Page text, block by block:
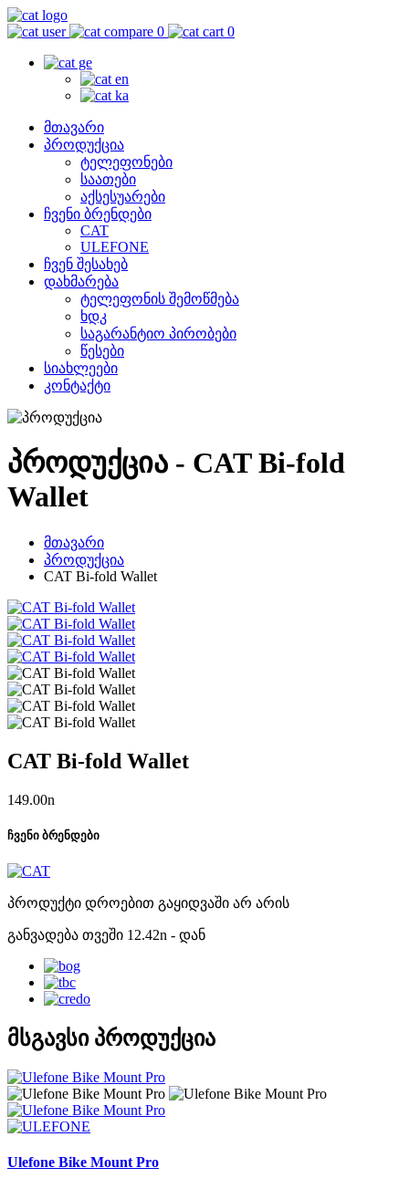
0 0
მთავარი
პროდუქცია
ტელეფონები
საათები
აქსესუარები
ჩვენი ბრენდები
CAT
ULEFONE
ჩვენ შესახებ
დახმარება
ტელეფონის შემოწმება
ხდკ
საგარანტიო პირობები
წესები
სიახლეები
კონტაქტი
პროდუქცია - CAT Bi-fold
Wallet
მთავარი
პროდუქცია
CAT Bi-fold Wallet
CAT Bi-fold Wallet
149.00n
ჩვენი ბრენდები
პროდუქტი დროებით გაყიდვაში არ არის
განვადება თვეში 12.42n - დან
მსგავსი პროდუქცია
Ulefone Bike Mount Pro